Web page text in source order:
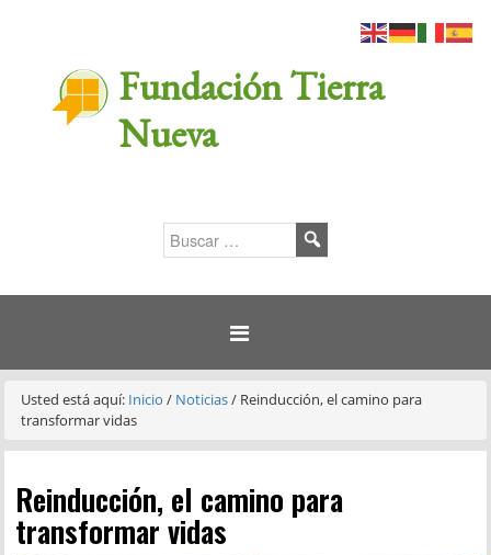
Fundación Tierra
Nueva
Usted está aquí: Inicio/ Noticias/ Reinducción, el camino para
transformar vidas
Reinducción, el camino para
transformar vidas